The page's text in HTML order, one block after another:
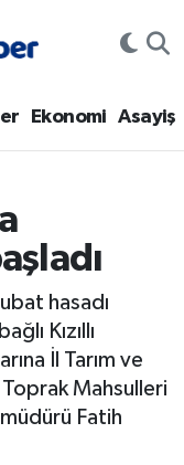
Ekonomi Asayiş
hasadı
Kızıllı
İl Tarım ve
Mahsulleri
Fatih
Haritası